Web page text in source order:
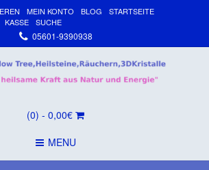
MEIN KONTO BLOG
STARTSEITE
KASSE SUCHE
05601-9390938
(0) - 0,00€
MENU